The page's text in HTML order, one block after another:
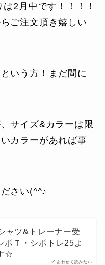
2月中です！！！！
ご注文頂き嬉しい
いう方！まだ間に
サイズ&カラーは限
カラーがあれば事
さい(^^♪
あわせて読みたい
ャツ&トレーナー受
ポＴ・シポトレ25よ
☆